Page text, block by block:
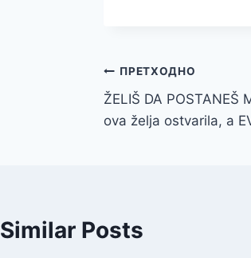
Кретање
чланка
ПРЕТХОДНО
ŽELIŠ DA POSTANEŠ
ova želja ostvarila, a
Similar Posts